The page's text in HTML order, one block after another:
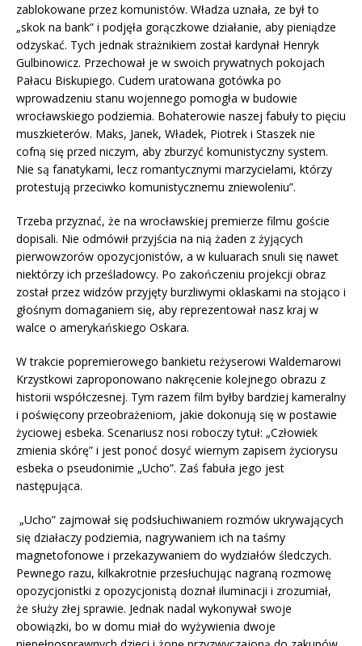
zablokowane przez komunistów. Władza uznała, ze był to
„skok na bank” i podjęła gorączkowe działanie, aby pieniądze
odzyskać. Tych jednak strażnikiem został kardynał Henryk
Gulbinowicz. Przechował je w swoich prywatnych pokojach
Pałacu Biskupiego. Cudem uratowana gotówka po
wprowadzeniu stanu wojennego pomogła w budowie
wrocławskiego podziemia. Bohaterowie naszej fabuły to pięciu
muszkieterów. Maks, Janek, Władek, Piotrek i Staszek nie
cofną się przed niczym, aby zburzyć komunistyczny system.
Nie są fanatykami, lecz romantycznymi marzycielami, którzy
protestują przeciwko komunistycznemu zniewoleniu”.
Trzeba przyznać, że na wrocławskiej premierze filmu goście
dopisali. Nie odmówił przyjścia na nią żaden z żyjących
pierwowzorów opozycjonistów, a w kuluarach snuli się nawet
niektórzy ich prześladowcy. Po zakończeniu projekcji obraz
został przez widzów przyjęty burzliwymi oklaskami na stojąco i
głośnym domaganiem się, aby reprezentował nasz kraj w
walce o amerykańskiego Oskara.
W trakcie popremierowego bankietu reżyserowi Waldemarowi
Krzystkowi zaproponowano nakręcenie kolejnego obrazu z
historii współczesnej. Tym razem film byłby bardziej kameralny
i poświęcony przeobrażeniom, jakie dokonują się w postawie
życiowej esbeka. Scenariusz nosi roboczy tytuł: „Człowiek
zmienia skórę” i jest ponoć dosyć wiernym zapisem życiorysu
esbeka o pseudonimie „Ucho”. Zaś fabuła jego jest
następująca.
„Ucho” zajmował się podsłuchiwaniem rozmów ukrywających
się działaczy podziemia, nagrywaniem ich na taśmy
magnetofonowe i przekazywaniem do wydziałów śledczych.
Pewnego razu, kilkakrotnie przesłuchując nagraną rozmowę
opozycjonistki z opozycjonistą doznał iluminacji i zrozumiał,
że służy złej sprawie. Jednak nadal wykonywał swoje
obowiązki, bo w domu miał do wyżywienia dwoje